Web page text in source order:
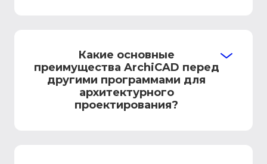
Какие основные
преимущества ArchiCAD перед
другими программами для
архитектурного
проектирования?